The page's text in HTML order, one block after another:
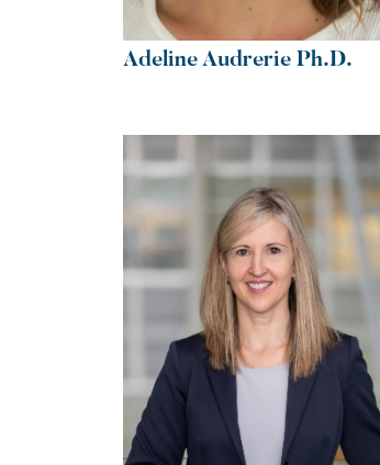
Adeline Audrerie Ph.D.